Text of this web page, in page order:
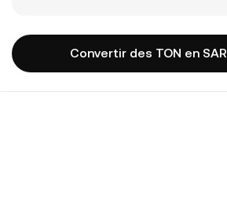
Convertir des TON en SAR